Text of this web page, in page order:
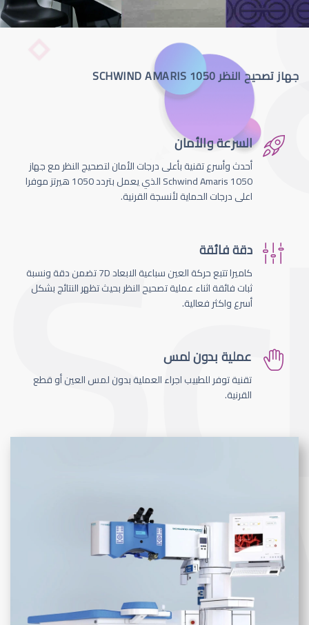
جهاز تصحيح النظر SCHWIND AMARIS 1050
السرعة والأمان
أحدث وأسرع تقنية بأعلى درجات الأمان لتصحيج النظر مع جهاز
Schwind Amaris 1050 الذي يعمل بتردد 1050 هيرتز موفرا
اعلى درجات الحماية لأنسجة القرنية.
دقة فائقة
كاميرا تتبع حركة العين سباعية الابعاد 7D تضمن دقة ونسبة
ثبات فائقة اثناء عملية تصحيح النظر بحيث تظهر النتائج بشكل
أسرع واكثر فعالية.
عملية بدون لمس
تقنية توفر للطبيب اجراء العملية بدون لمس العين أو قطع
القرنية.